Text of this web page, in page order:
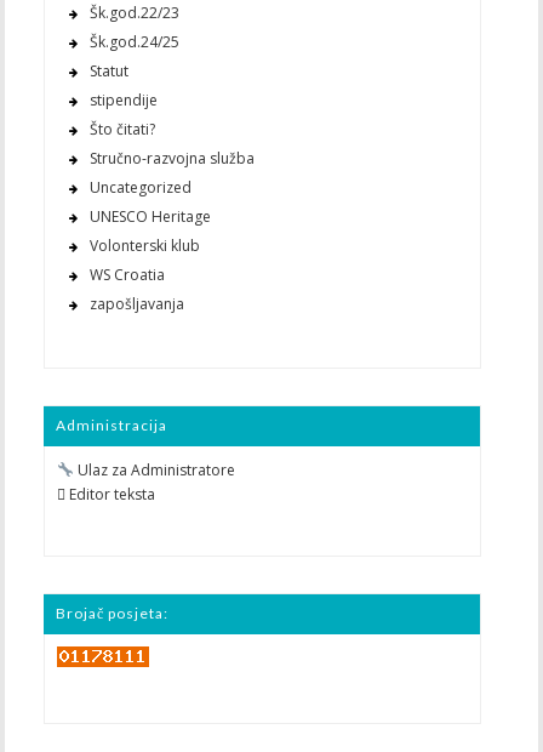
Šk.god.22/23
Šk.god.24/25
Statut
stipendije
Što čitati?
Stručno-razvojna služba
Uncategorized
UNESCO Heritage
Volonterski klub
WS Croatia
zapošljavanja
Administracija
Ulaz za Administratore
 Editor teksta
Brojač posjeta: